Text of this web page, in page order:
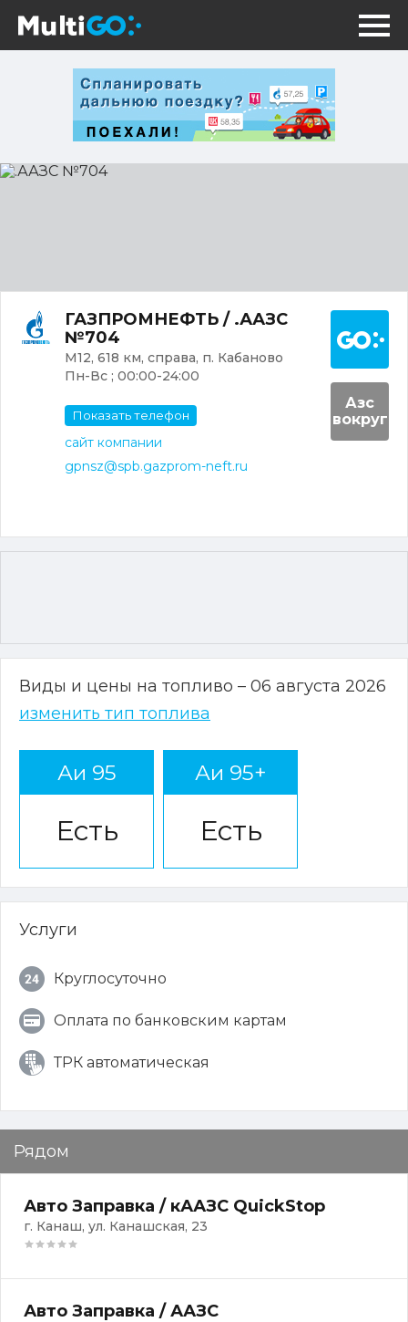
.ААЗС
ГАЗПРОМНЕФТЬ / .ААЗС
№704
М12, 618 км, справа, п. Кабаново
Пн-Вс ; 00:00-24:00
Показать телефон
сайт компании
gpnsz@spb.gazprom-neft.ru
Азс
вокруг
Виды и цены на топливо – 06 августа 2026
изменить тип топлива
Аи 95
Есть
Аи 95+
Есть
Услуги
Круглосуточно
Оплата по банковским картам
ТРК автоматическая
Рядом
Авто Заправка / кААЗС QuickStop
г. Канаш, ул. Канашская, 23
Авто Заправка / ААЗС